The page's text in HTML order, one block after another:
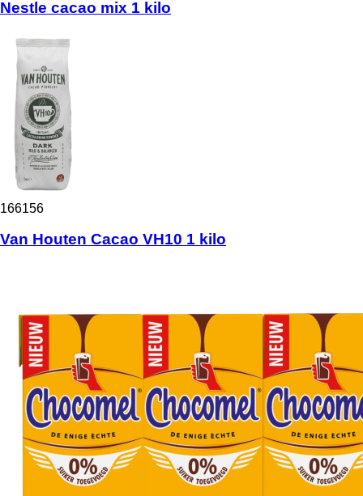
Nestle cacao mix 1 kilo
166156
Van Houten Cacao VH10 1 kilo